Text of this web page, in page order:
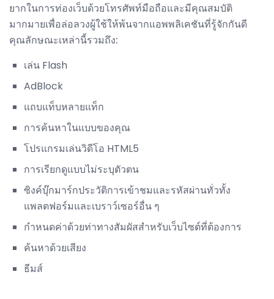
ยากในการท่องเว็บด้วยโทรศัพท์มือถือและมีคุณสมบัติ
มากมายเพื่อล่อลวงผู้ใช้ให้พ้นจากแอพพลิเคชันที่รู้จักกันดี
คุณลักษณะเหล่านี้รวมถึง:
เล่น Flash
AdBlock
แถบแท็บหลายแท็ก
การค้นหาในแบบของคุณ
โปรแกรมเล่นวิดีโอ HTML5
การเรียกดูแบบไม่ระบุตัวตน
ซิงค์บุ๊กมาร์กประวัติการเข้าชมและรหัสผ่านทั่วทั้ง
แพลตฟอร์มและเบราว์เซอร์อื่น ๆ
กำหนดค่าด้วยท่าทางสัมผัสสำหรับเว็บไซต์ที่ต้องการ
ค้นหาด้วยเสียง
ธีมส์